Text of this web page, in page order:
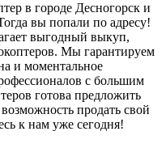
в городе Десногорск и
вы попали по адресу!
выгодный выкуп,
Мы гарантируем
и моментальное
с большим
готова предложить
продать свой
к нам уже сегодня!